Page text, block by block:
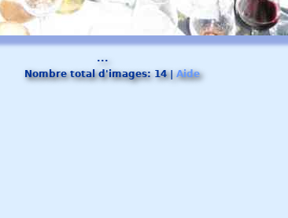
...
Nombre total d'images: 14|Aide